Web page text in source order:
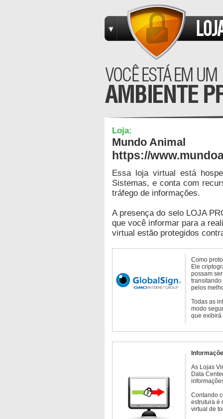
Loja:
Mundo Animal
https://
Essa loja virtual está
Sistemas, e conta com
tráfego de informações.
A presença do selo LOJA
que você informar para a
virtual estão protegidos
Como
Ele
possam
transitando
pelos
Todas as
modo
que exibirá
As Lojas
Data
Contando
estrutura é
virtual de